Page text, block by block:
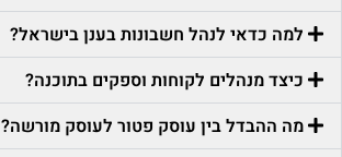
למה כדאי לנהל חשבונות בענן בישראל?
כיצד מנהלים לקוחות וספקים בתוכנה?
מה ההבדל בין עוסק פטור לעוסק מורשה?